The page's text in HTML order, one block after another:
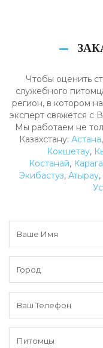
Чтобы оценить
служебного
регион, в котором
эксперт свяжется с
Мы работаем не
Казахстану: Астана,
Кокшетау,
Костанай,
Экибастуз, Атырау,